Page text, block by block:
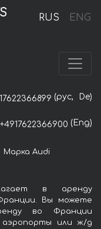
RUS ENG
(рус, De)
+4917622366900 (Eng)
Марка Audi
в аренду
Вы можете
во Франции
аэропорты или ж/д